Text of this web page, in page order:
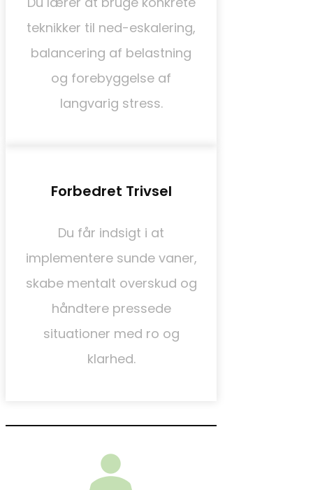
teknikker til ned-eskalering,
balancering af belastning
og forebyggelse af
langvarig stress.
Forbedret Trivsel
Du får indsigt i at
implementere sunde vaner,
skabe mentalt overskud og
håndtere pressede
situationer med ro og
klarhed.